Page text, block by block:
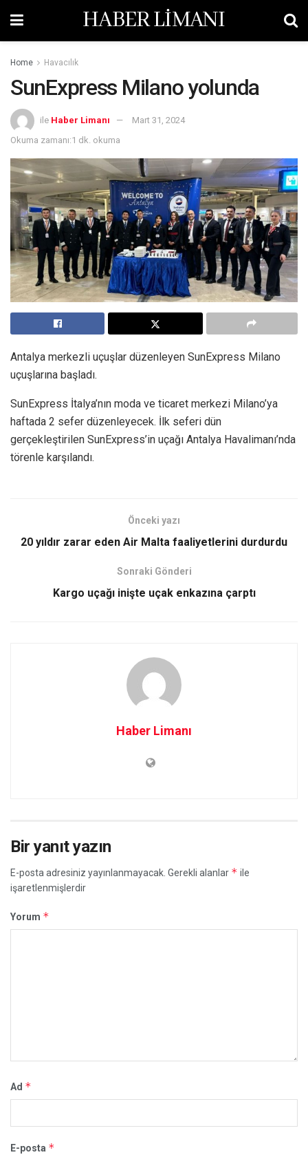
HABER LİMANI
Home Havacılık
SunExpress Milano yolunda
ile Haber Limanı
Mart 31, 2024
Okuma zamanı:1 dk. okuma
Antalya merkezli uçuşlar düzenleyen SunExpress Milano
uçuşlarına başladı.
SunExpress İtalya’nın moda ve ticaret merkezi Milano’ya
haftada 2 sefer düzenleyecek. İlk seferi dün
gerçekleştirilen SunExpress’in uçağı Antalya Havalimanı’nda
törenle karşılandı.
Önceki yazı
20 yıldır zarar eden Air Malta faaliyetlerini durdurdu
Sonraki Gönderi
Kargo uçağı inişte uçak enkazına çarptı
Haber Limanı
Bir yanıt yazın
E-posta adresiniz yayınlanmayacak. Gerekli alanlar * ile
işaretlenmişlerdir
Yorum *
Ad *
E-posta *